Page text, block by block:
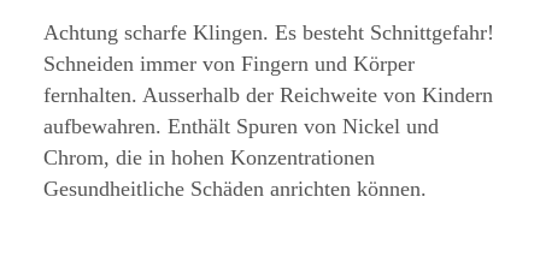
Achtung scharfe Klingen. Es besteht Schnittgefahr!
Schneiden immer von Fingern und Körper
fernhalten. Ausserhalb der Reichweite von Kindern
aufbewahren. Enthält Spuren von Nickel und
Chrom, die in hohen Konzentrationen
Gesundheitliche Schäden anrichten können.